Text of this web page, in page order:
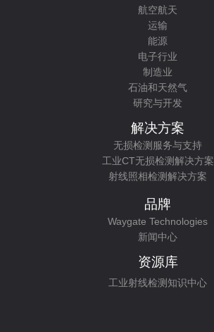
航空航天
运输
能源
电子行业
制造业
石油和天然气
研究与开发
解决方案
无损检测服务与支持
工业CT无损检测解决方案
射线照相检测解决方案
品牌
Waygate Technologies
新闻中心
资源库
工业射线检测知识中心